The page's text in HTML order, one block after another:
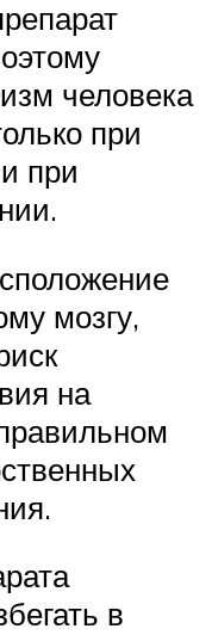
человека
при
при
мозгу,
на
в